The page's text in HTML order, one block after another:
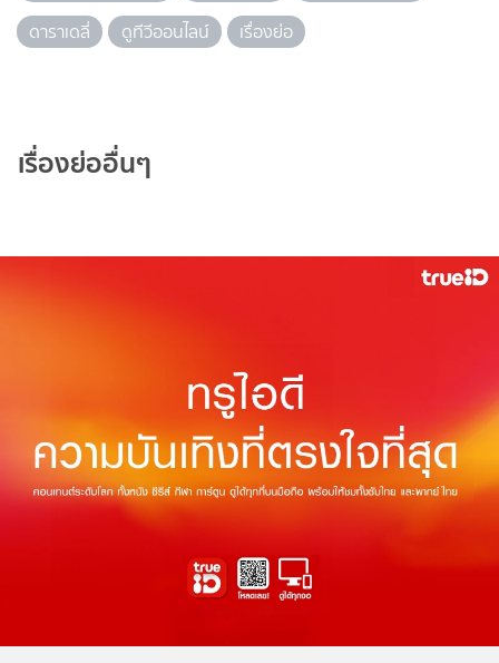
ดาราเดลี่
ดูทีวีออนไลน์ เรื่องย่อ
เรื่องย่ออื่นๆ